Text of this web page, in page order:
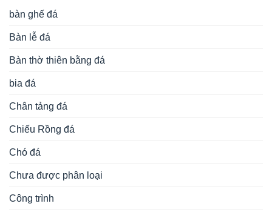
bàn ghế đá
Bàn lễ đá
Bàn thờ thiên bằng đá
bia đá
Chân tảng đá
Chiếu Rồng đá
Chó đá
Chưa được phân loại
Công trình